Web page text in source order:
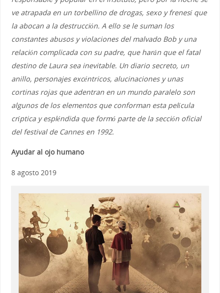
ve atrapada en un torbellino de drogas, sexo y frenesí que
la abocan a la destrucción. A ello se le suman los
constantes abusos y violaciones del malvado Bob y una
relación complicada con su padre, que harán que el fatal
destino de Laura sea inevitable. Un diario secreto, un
anillo, personajes excéntricos, alucinaciones y unas
cortinas rojas que adentran en un mundo paralelo son
algunos de los elementos que conforman esta película
críptica y espléndida que formó parte de la sección oficial
del festival de Cannes en 1992.
Ayudar al ojo humano
8 agosto 2019